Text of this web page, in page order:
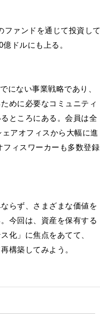
ァンドを通じて投資して
ドルにも上る。
にない事業戦略であり、
めに必要なコミュニティ
ところにある。会員は全
アオフィスから大幅に進
ィスワーカーも多数登録
らず、さまざまな価値を
今回は、資産を保有する
化」に焦点をあてて、
構築してみよう。